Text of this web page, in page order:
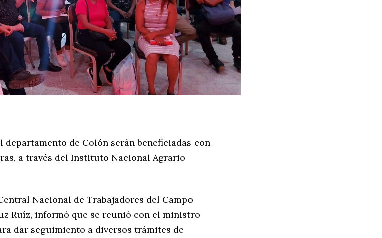
departamento de Colón serán beneficiadas con
a través del Instituto Nacional Agrario
Nacional de Trabajadores del Campo
Ruíz, informó que se reunió con el ministro
dar seguimiento a diversos trámites de